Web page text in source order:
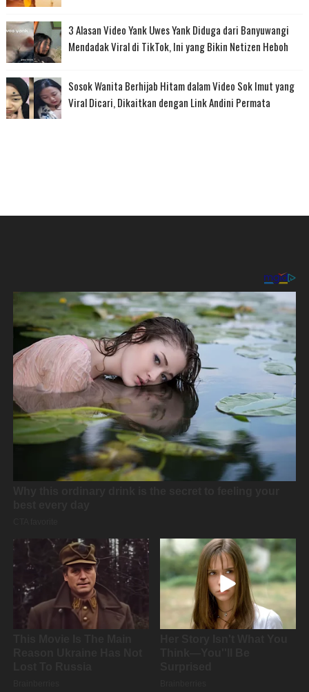
3 Alasan Video Yank Uwes Yank Diduga dari Banyuwangi
Mendadak Viral di TikTok, Ini yang Bikin Netizen Heboh
Sosok Wanita Berhijab Hitam dalam Video Sok Imut yang
Viral Dicari, Dikaitkan dengan Link Andini Permata